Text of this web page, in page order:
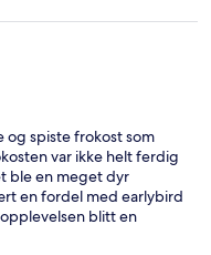
spiste frokost som
var ikke helt ferdig
ble en meget dyr
en fordel med earlybird
blitt en